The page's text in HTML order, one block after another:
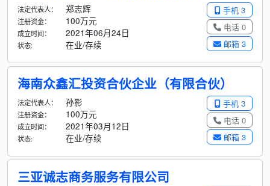
手机 3
电话 0
邮箱 3
法定代表人： 郑志辉
注册资金： 100万元
成立时间： 2021年06月24日
状态: 在业/存续
海南众鑫汇投资合伙企业（有限合伙）
手机 3
电话 0
邮箱 3
法定代表人： 孙影
注册资金： 100万元
成立时间： 2021年03月12日
状态: 在业/存续
三亚诚志商务服务有限公司